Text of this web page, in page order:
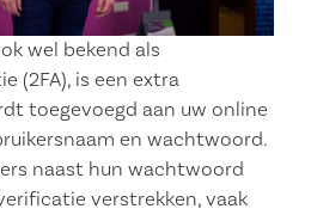
wel bekend als
(2FA), is een extra
toegevoegd aan uw online
en wachtwoord.
naast hun wachtwoord
verstrekken, vaak